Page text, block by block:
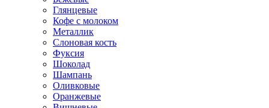
Глянцевые
Кофе с молоком
Металлик
Слоновая кость
Фуксия
Шоколад
Шампань
Оливковые
Оранжевые